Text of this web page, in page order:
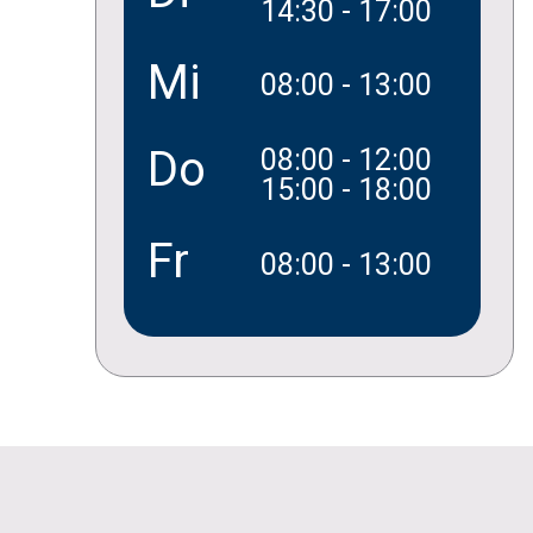
Fr
Mi
08:00 - 13:00
14:30 - 17:00
08:00 - 13:00
08:00 - 12:00
15:00 - 18:00
Do